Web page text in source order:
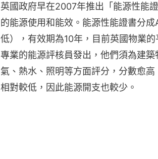
英國政府早在2007年推出「能源性能
的能源使用和能效。能源性能證書分
低），有效期為10年，目前英國物業
專業的能源評核員發出，他們須為建
氣、熱水、照明等方面評分，分數愈
相對較低，因此能源開支也較少。